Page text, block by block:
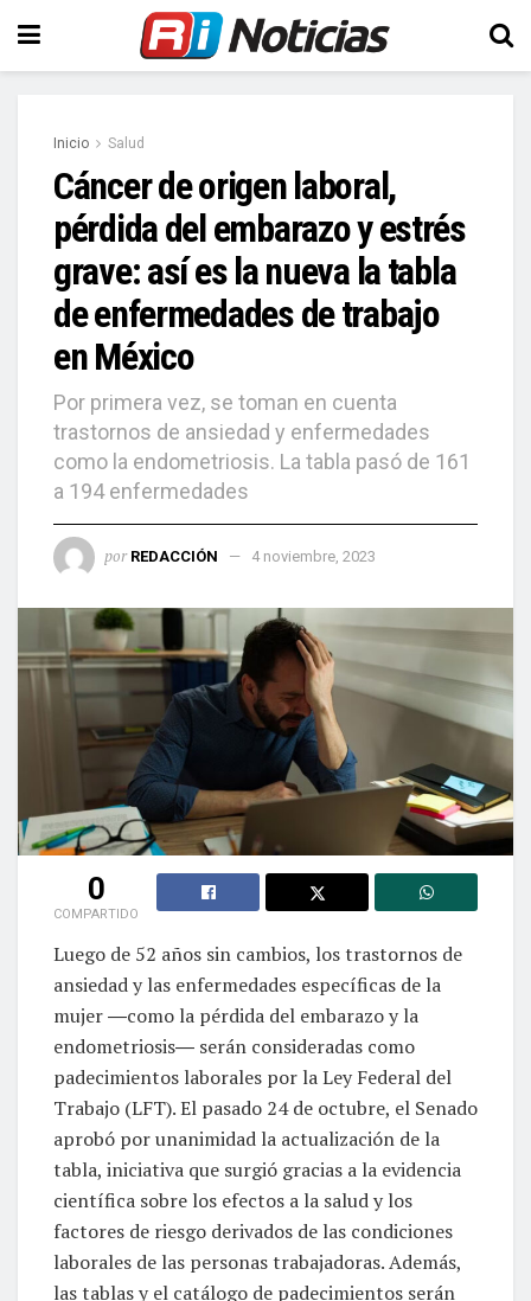
Inicio Salud
Cáncer de origen laboral,
pérdida del embarazo y estrés
grave: así es la nueva la tabla
de enfermedades de trabajo
en México
Por primera vez, se toman en cuenta
trastornos de ansiedad y enfermedades
como la endometriosis. La tabla pasó de 161
a 194 enfermedades
por REDACCIÓN 4 noviembre, 2023
0
COMPARTIDO
Luego de 52 años sin cambios, los trastornos de
ansiedad y las enfermedades específicas de la
mujer ―como la pérdida del embarazo y la
endometriosis― serán consideradas como
padecimientos laborales por la Ley Federal del
Trabajo (LFT). El pasado 24 de octubre, el Senado
aprobó por unanimidad la actualización de la
tabla, iniciativa que surgió gracias a la evidencia
científica sobre los efectos a la salud y los
factores de riesgo derivados de las condiciones
laborales de las personas trabajadoras. Además,
las tablas y el catálogo de padecimientos serán